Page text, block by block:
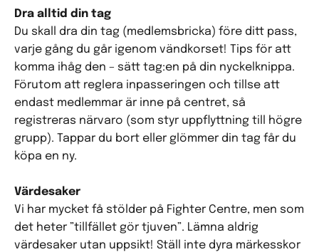
Dra alltid din tag
Du skall dra din tag (medlemsbricka) före ditt pass,
varje gång du går igenom vändkorset! Tips för att
komma ihåg den – sätt tag:en på din nyckelknippa.
Förutom att reglera inpasseringen och tillse att
endast medlemmar är inne på centret, så
registreras närvaro (som styr uppflyttning till högre
grupp). Tappar du bort eller glömmer din tag får du
köpa en ny.
Värdesaker
Vi har mycket få stölder på Fighter Centre, men som
det heter ”tillfället gör tjuven”. Lämna aldrig
värdesaker utan uppsikt! Ställ inte dyra märkesskor